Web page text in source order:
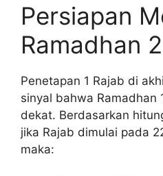
Persiapan
Ramadhan
Penetapan 1 Rajab di
sinyal bahwa Ramadhan
dekat. Berdasarkan
jika Rajab dimulai pada
maka: